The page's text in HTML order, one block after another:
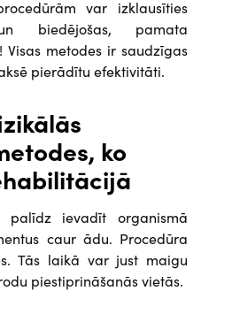
var izklausīties
biedējošas, pamata
Visas metodes ir saudzīgas
pierādītu efektivitāti.
ko
palīdz ievadīt organismā
caur ādu. Procedūra
Tās laikā var just maigu
piestiprināšanās vietās.